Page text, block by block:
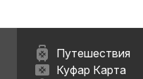
Путешествия
Куфар Карта